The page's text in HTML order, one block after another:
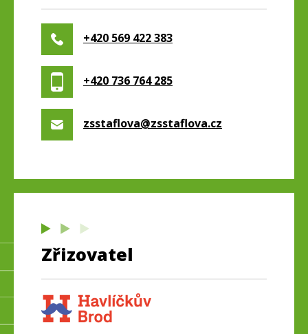
+420 569 422 383
+420 736 764 285
zsstaflova@zsstaflova.cz
Zřizovatel